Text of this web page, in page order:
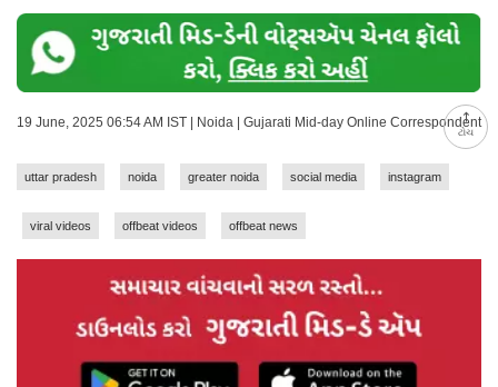
ટોચ
19 June, 2025 06:54 AM IST | Noida | Gujarati Mid-day Online Correspondent
uttar pradesh noida greater noida social media instagram
viral videos offbeat videos offbeat news